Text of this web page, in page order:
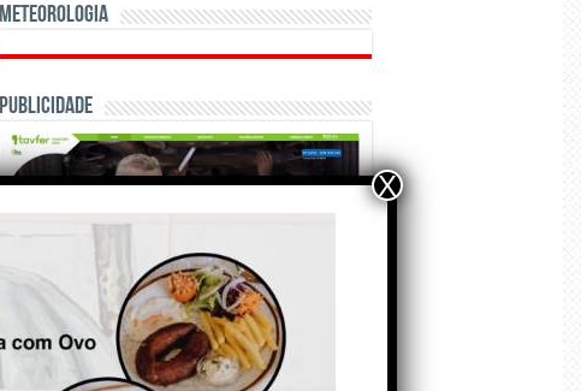
Meteorologia
Publicidade
OPINIÃO E CRÓNICAS
X